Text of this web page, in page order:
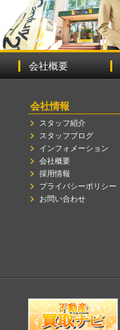
会社概要
会社情報
スタッフ紹介
スタッフブログ
インフォメーション
会社概要
採用情報
プライバシーポリシー
お問い合わせ